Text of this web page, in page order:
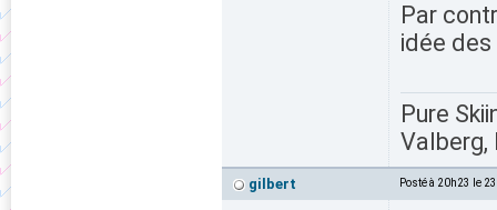
Par
idée
Pure
Valberg,
gilbert Posté à 20h23 le